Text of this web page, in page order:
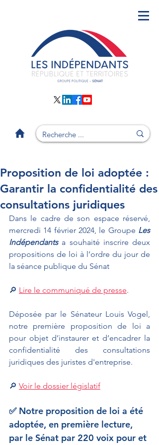
Proposition de loi adoptée :
Garantir la confidentialité des
consultations juridiques
Dans le cadre de son espace réservé,
mercredi 14 février 2024, le Groupe Les
Indépendants a souhaité inscrire deux
propositions de loi à l’ordre du jour de
la séance publique du Sénat
🔎 Lire le communiqué de presse.
Déposée par le Sénateur Louis Vogel,
notre première proposition de loi a
pour objet d’instaurer et d’encadrer la
confidentialité des consultations
juridiques des juristes d'entreprise.
🔎 Voir le dossier législatif
✅ Notre proposition de loi a été
adoptée, en première lecture,
par le Sénat par 220 voix pour et